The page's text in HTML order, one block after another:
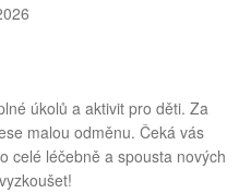
úkolů a aktivit pro děti. Za
malou odměnu. Čeká vás
celé léčebně a spousta nových